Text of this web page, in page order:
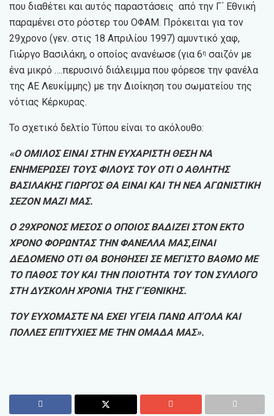
που διαθέτει και αυτός παραστάσεις από την Γ΄ Εθνική
παραμένει στο ρόστερ του ΟΦΑΜ. Πρόκειται για τον
29χρονο (γεν. στις 18 Απριλίου 1997) αμυντικό χαφ,
Γιώργο Βασιλάκη, ο οποίος ανανέωσε (για 6η σαιζόν με
ένα μικρό ….περυσινό διάλειμμα που φόρεσε την φανέλα
της ΑΕ Λευκίμμης) με την Διοίκηση του σωματείου της
νότιας Κέρκυρας.
Το σχετικό δελτίο Τύπου είναι το ακόλουθο:
«Ο ΟΜΙΛΟΣ ΕΙΝΑΙ ΣΤΗΝ ΕΥΧΑΡΙΣΤΗ ΘΕΣΗ ΝΑ
ΕΝΗΜΕΡΩΣΕΙ ΤΟΥΣ ΦΙΛΟΥΣ ΤΟΥ ΟΤΙ Ο ΑΘΛΗΤΗΣ
ΒΑΣΙΛΑΚΗΣ ΓΙΩΡΓΟΣ ΘΑ ΕΙΝΑΙ ΚΑΙ ΤΗ ΝΕΑ ΑΓΩΝΙΣΤΙΚΗ
ΣΕΖΟΝ ΜΑΖΙ ΜΑΣ.
Ο 29ΧΡΟΝΟΣ ΜΕΣΟΣ Ο ΟΠΟΙΟΣ ΒΑΔΙΖΕΙ ΣΤΟΝ ΕΚΤΟ
ΧΡΟΝΟ ΦΟΡΩΝΤΑΣ ΤΗΝ ΦΑΝΕΛΛΑ ΜΑΣ,ΕΙΝΑΙ
ΔΕΔΟΜΕΝΟ ΟΤΙ ΘΑ ΒΟΗΘΗΣΕΙ ΣΕ ΜΕΓΙΣΤΟ ΒΑΘΜΟ ΜΕ
ΤΟ ΠΑΘΟΣ ΤΟΥ ΚΑΙ ΤΗΝ ΠΟΙΟΤΗΤΑ ΤΟΥ ΤΟΝ ΣΥΛΛΟΓΟ
ΣΤΗ ΔΥΣΚΟΛΗ ΧΡΟΝΙΑ ΤΗΣ Γ’ΕΘΝΙΚΗΣ.
ΤΟΥ ΕΥΧΟΜΑΣΤΕ ΝΑ ΕΧΕΙ ΥΓΕΙΑ ΠΑΝΩ ΑΠ’ΟΛΑ ΚΑΙ
ΠΟΛΛΕΣ ΕΠΙΤΥΧΙΕΣ ΜΕ ΤΗΝ ΟΜΑΔΑ ΜΑΣ».